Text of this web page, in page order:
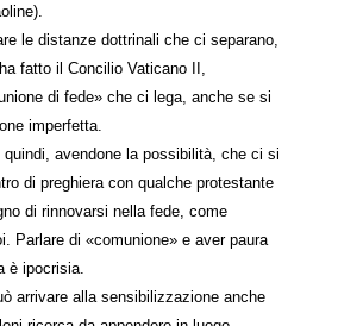
le distanze dottrinali che ci separano,
fatto il Concilio Vaticano II,
di fede» che ci lega, anche se si
imperfetta.
quindi, avendone la possibilità, che ci si
di preghiera con qualche protestante
di rinnovarsi nella fede, come
Parlare di «comunione» e aver paura
è ipocrisia.
arrivare alla sensibilizzazione anche